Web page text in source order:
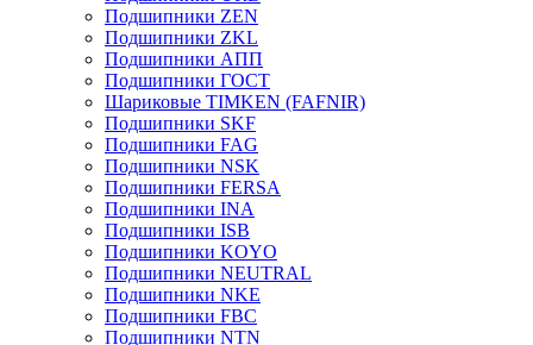
Подшипники ZEN
Подшипники ZKL
Подшипники АПП
Подшипники ГОСТ
Шариковые ТІMKEN (FAFNIR)
Подшипники SKF
Подшипники FAG
Подшипники NSK
Подшипники FERSA
Подшипники INA
Подшипники ISB
Подшипники KOYO
Подшипники NEUTRAL
Подшипники NKE
Подшипники FBC
Подшипники NTN